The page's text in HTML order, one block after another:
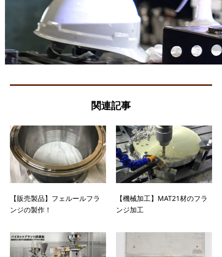
関連記事
【販売製品】フェルールフラ
ンジの製作！
【機械加工】MAT21材のフラ
ンジ加工